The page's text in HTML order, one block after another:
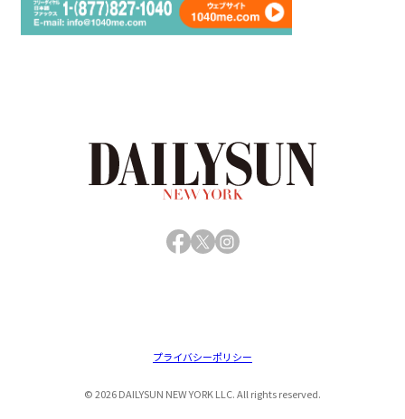
Facebook
X Instagram
© 2026 DAILYSUN NEW YORK LLC. All rights reserved.
プライバシーポリシー